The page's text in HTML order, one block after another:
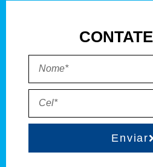
Enviar